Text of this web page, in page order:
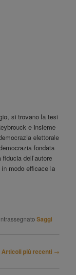
si trovano la tesi
e insieme
elettorale
fondata
dell’autore
modo efficace la
Saggi
Articoli più recenti →